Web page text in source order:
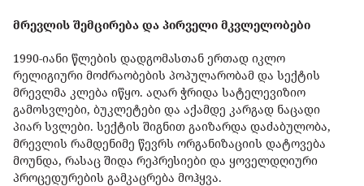
მრევლის შემცირება და პირველი მკვლელობები
1990-იანი წლების დადგომასთან ერთად იკლო
რელიგიური მოძრაობების პოპულარობამ და სექტის
მრევლმა კლება იწყო. აღარ ჭრიდა სატელევიზიო
გამოსვლები, ბუკლეტები და აქამდე კარგად ნაცადი
პიარ სვლები. სექტის შიგნით გაიზარდა დაძაბულობა,
მრევლის რამდენიმე წევრს ორგანიზაციის დატოვება
მოუნდა, რასაც შიდა რეპრესიები და ყოველდღიური
პროცედურების გამკაცრება მოჰყვა.